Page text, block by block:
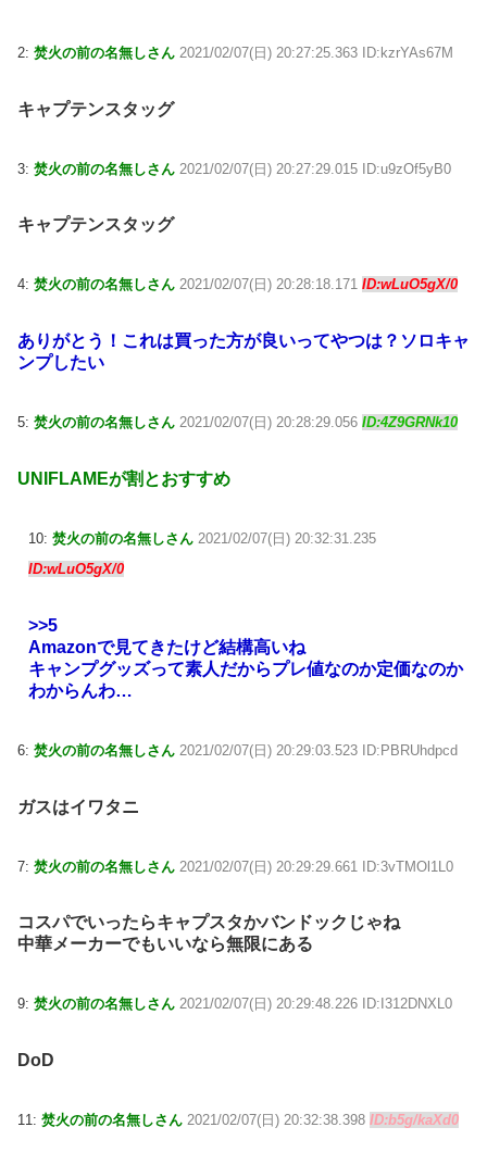
2: 焚火の前の名無しさん 2021/02/07(日) 20:27:25.363 ID:kzrYAs67M
キャプテンスタッグ
3: 焚火の前の名無しさん 2021/02/07(日) 20:27:29.015 ID:u9zOf5yB0
キャプテンスタッグ
4: 焚火の前の名無しさん 2021/02/07(日) 20:28:18.171 ID:wLuO5gX/0
ありがとう！これは買った方が良いってやつは？ソロキャ
ンプしたい
5: 焚火の前の名無しさん 2021/02/07(日) 20:28:29.056 ID:4Z9GRNk10
UNIFLAMEが割とおすすめ
10: 焚火の前の名無しさん 2021/02/07(日) 20:32:31.235
ID:wLuO5gX/0
>>5
Amazonで見てきたけど結構高いね
キャンプグッズって素人だからプレ値なのか定価なのか
わからんわ…
6: 焚火の前の名無しさん 2021/02/07(日) 20:29:03.523 ID:PBRUhdpcd
ガスはイワタニ
7: 焚火の前の名無しさん 2021/02/07(日) 20:29:29.661 ID:3vTMOl1L0
コスパでいったらキャプスタかバンドックじゃね
中華メーカーでもいいなら無限にある
9: 焚火の前の名無しさん 2021/02/07(日) 20:29:48.226 ID:I312DNXL0
DoD
11: 焚火の前の名無しさん 2021/02/07(日) 20:32:38.398 ID:b5g/kaXd0